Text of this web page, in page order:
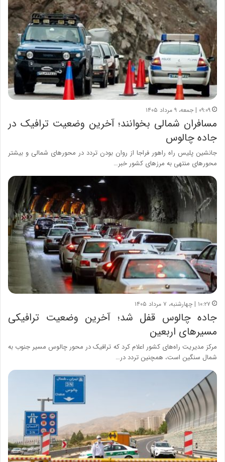
۰۹:۰۹ | جمعه، ۹ مرداد ۱۴۰۵
مسافران شمالی بخوانند؛ آخرین وضعیت ترافیک در
جاده‌ چالوس
جانشین پلیس راه راهور فراجا از روان بودن تردد در محورهای شمالی و بیشتر
محورهای منتهی به مرزهای کشور خبر…
۱۰:۲۷ | چهارشنبه، ۷ مرداد ۱۴۰۵
جاده چالوس قفل شد؛ آخرین وضعیت ترافیکی
مسیرهای اربعین
مرکز مدیریت راه‌های کشور اعلام کرد که ترافیک در محور چالوس مسیر جنوب به
شمال سنگین است، همچنین تردد در…